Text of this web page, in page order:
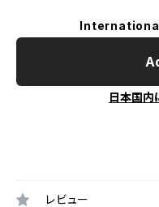
日本国内
レビュー